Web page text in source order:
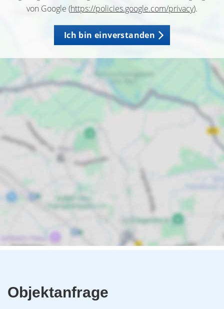
von Google (https://policies.google.com/privacy).
Ich bin einverstanden
Objektanfrage